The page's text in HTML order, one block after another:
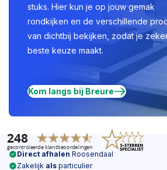
stuks. Hier kun je op jouw gemak
rondkijken en de verschillende
van dichtbij bekijken, zodat je
beste keuze maakt.
Kom langs bij Breure
Direct afhalen Roosendaal
Zakelijk als particulier